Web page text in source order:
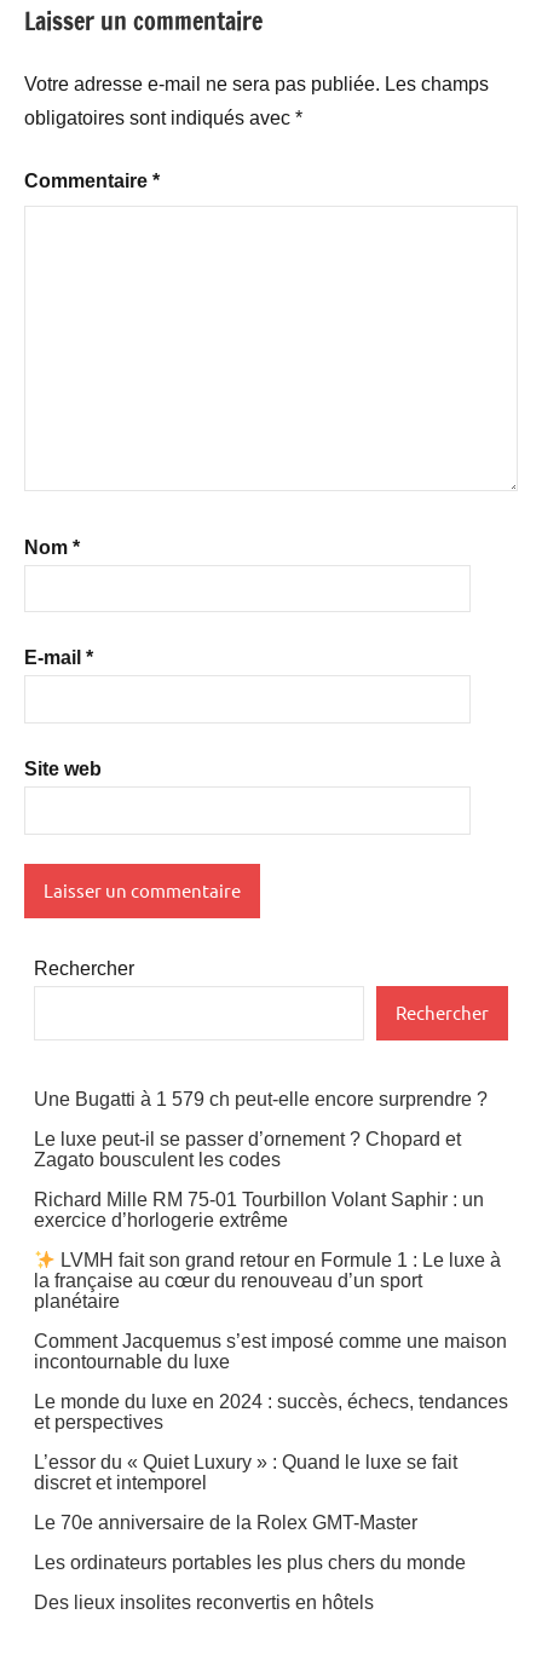
Laisser un commentaire
Votre adresse e-mail ne sera pas publiée. Les champs
obligatoires sont indiqués avec *
Commentaire *
Nom *
E-mail *
Site web
Rechercher
Rechercher
Une Bugatti à 1 579 ch peut-elle encore surprendre ?
Le luxe peut-il se passer d’ornement ? Chopard et
Zagato bousculent les codes
Richard Mille RM 75-01 Tourbillon Volant Saphir : un
exercice d’horlogerie extrême
LVMH fait son grand retour en Formule 1 : Le luxe à
la française au cœur du renouveau d’un sport
planétaire
Comment Jacquemus s’est imposé comme une maison
incontournable du luxe
Le monde du luxe en 2024 : succès, échecs, tendances
et perspectives
L’essor du « Quiet Luxury » : Quand le luxe se fait
discret et intemporel
Le 70e anniversaire de la Rolex GMT-Master
Les ordinateurs portables les plus chers du monde
Des lieux insolites reconvertis en hôtels